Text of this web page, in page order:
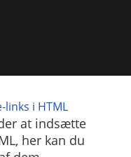
links i HTML
at indsætte
her kan du